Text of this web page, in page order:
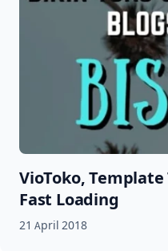
VioToko,
Fast Loading
21 April 2018